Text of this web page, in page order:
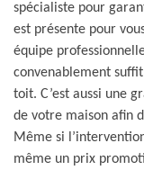
spécialiste pour
est présente pour
équipe
convenablement
toit. C’est aussi une
de votre maison afin
Même si
même un prix